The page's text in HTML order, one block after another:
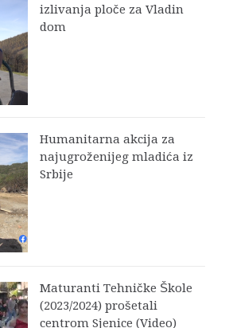
izlivanja ploče za Vladin
dom
Humanitarna akcija za
najugroženijeg mladića iz
Srbije
Maturanti Tehničke Škole
(2023/2024) prošetali
centrom Sjenice (Video)